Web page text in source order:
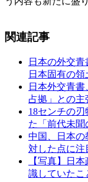
関連記事
日本の外交
日本固有の
日本外交青
占拠」との主
18センチの
た「前代未聞
中国、日本
対した点に注
【写真】日
識していたこ